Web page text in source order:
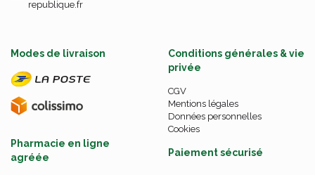
republique.fr
Modes de livraison
Pharmacie en ligne
agréée
Conditions générales & vie
privée
CGV
Mentions légales
Données personnelles
Cookies
Paiement sécurisé